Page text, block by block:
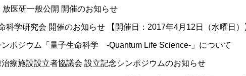
医研一般公開 開催のお知らせ
科学研究会 開催のお知らせ 【開催日：2017年4月12日（水曜日）
ンポジウム「量子生命科学 -Quantum Life Science-」について
治療施設設立者協議会 設立記念シンポジウムのお知らせ